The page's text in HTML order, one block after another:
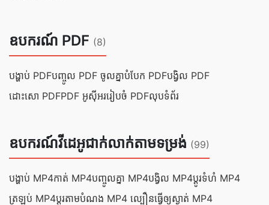
ឧបករណ៍ PDF (8)
បង្ហាប់ PDFបញ្ចូល PDF ចូលគ្នាបំបែក PDFបង្វិល PDF
ដោះសោ PDFPDF អូស៊ីអររៀបចំ PDFលុបទំព័រ
ឧបករណ៍វីដេអូជាក់លាក់តាមទម្រង់ (99)
បង្ហាប់ MP4កាត់ MP4បញ្ចូល​គ្នា MP4បង្វិល MP4ប្ដូរ​ទំហំ MP4
ត្រឡប់ MP4ប្ដូរ​តាម​បំណង MP4 ល្បឿនធ្វើ​ឲ្យ​ស្ងាត់ MP4